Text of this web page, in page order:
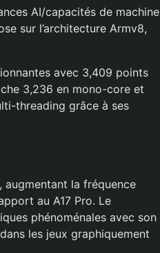
AI/capacités de machine
sur l’architecture Armv8,
avec 3,409 points
3,236 en mono-core et
threading grâce à ses
augmentant la fréquence
au A17 Pro. Le
phénoménales avec son
les jeux graphiquement